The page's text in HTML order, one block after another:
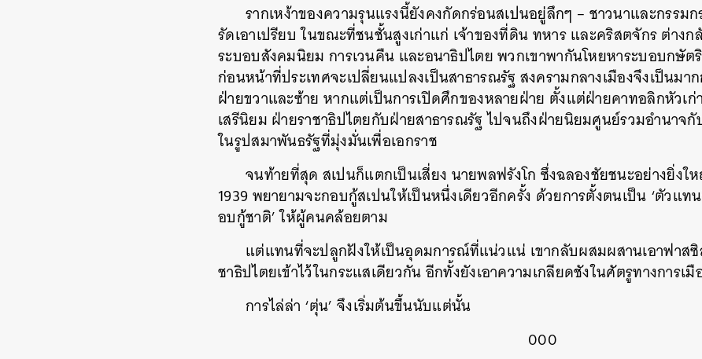
รากเหง้าของความรุนแรงนี้ยังคงกัดกร่อนสเปนอยู่ลึกๆ – ชาวนาและกรรม
รัดเอาเปรียบ ในขณะที่ชนชั้นสูงเก่าแก่ เจ้าของที่ดิน ทหาร และคริสตจักร ต่างก
ระบอบสังคมนิยม การเวนคืน และอนาธิปไตย พวกเขาพากันโหยหาระบอบกษัต
ก่อนหน้าที่ประเทศจะเปลี่ยนแปลงเป็นสาธารณรัฐ สงครามกลางเมืองจึงเป็นมา
ฝ่ายขวาและซ้าย หากแต่เป็นการเปิดศึกของหลายฝ่าย ตั้งแต่ฝ่ายคาทอลิกหัวเก่
เสรีนิยม ฝ่ายราชาธิปไตยกับฝ่ายสาธารณรัฐ ไปจนถึงฝ่ายนิยมศูนย์รวมอำนาจ
ในรูปสมาพันธรัฐที่มุ่งมั่นเพื่อเอกราช
จนท้ายที่สุด สเปนก็แตกเป็นเสี่ยง นายพลฟรังโก ซึ่งฉลองชัยชนะอย่างยิ่ง
1939 พยายามจะกอบกู้สเปนให้เป็นหนึ่งเดียวอีกครั้ง ด้วยการตั้งตนเป็น ‘ตัว
อบกู้ชาติ’ ให้ผู้คนคล้อยตาม
แต่แทนที่จะปลูกฝังให้เป็นอุดมการณ์ที่แน่วแน่ เขากลับผสมผสานเอาฟาส
ชาธิปไตยเข้าไว้ในกระแสเดียวกัน อีกทั้งยังเอาความเกลียดชังในศัตรูทางการเมื
การไล่ล่า ‘ตุ่น’ จึงเริ่มต้นขึ้นนับแต่นั้น
000